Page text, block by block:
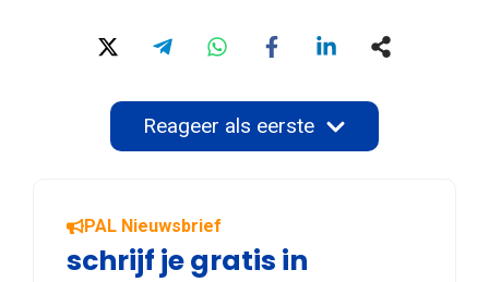
Reageer als eerste
PAL Nieuwsbrief
schrijf je gratis in